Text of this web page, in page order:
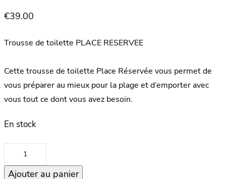
€39.00
Trousse de toilette PLACE RESERVEE
Cette trousse de toilette Place Réservée vous permet de
vous préparer au mieux pour la plage et d’emporter avec
vous tout ce dont vous avez besoin.
En stock
quantité
Trousse
Ajouter au panier